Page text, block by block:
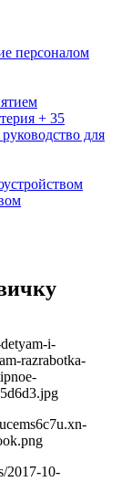
персоналом
+ 35
для